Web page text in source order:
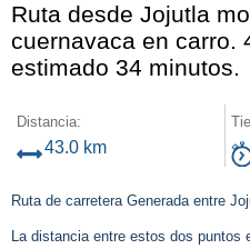
Ruta desde Jojutla
cuernavaca en carro.
estimado 34 minutos.
Distancia:
43.0 km
Ruta de carretera Generada entre
La distancia entre estos dos puntos